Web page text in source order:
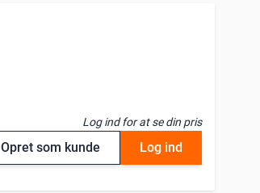
Log ind for at se din pris
Opret som kunde Log ind